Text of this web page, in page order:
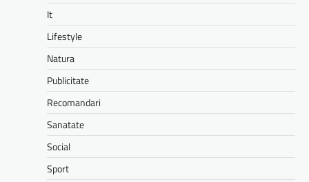
It
Lifestyle
Natura
Publicitate
Recomandari
Sanatate
Social
Sport